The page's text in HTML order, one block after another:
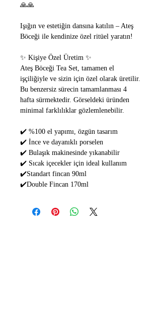
🙏🙏
Işığın ve estetiğin dansına katılın – Ateş
Böceği ile kendinize özel ritüel yaratın!
✨ Kişiye Özel Üretim ✨
Ateş Böceği Tea Set, tamamen el
işçiliğiyle ve sizin için özel olarak üretilir.
Bu benzersiz sürecin tamamlanması 4
hafta sürmektedir. Görseldeki üründen
minimal farklılıklar gözlemlenebilir.
✔️ %100 el yapımı, özgün tasarım
✔️ İnce ve dayanıklı porselen
✔️ Bulaşık makinesinde yıkanabilir
✔️ Sıcak içecekler için ideal kullanım
✔️Standart fincan 90ml
✔️Double Fincan 170ml